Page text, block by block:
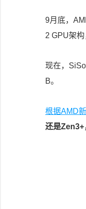
9月底，
2 GPU架构
现在，
B。
根据AMD
还是Zen3+